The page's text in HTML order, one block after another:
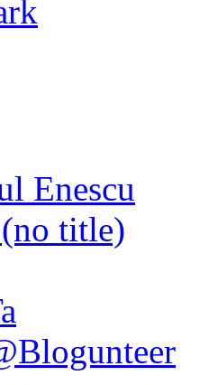
Enescu
title)